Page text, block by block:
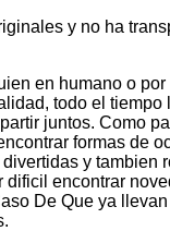
y no ha
en humano o
todo el tiempo
juntos. Como
formas de
y tambien
dificil encontrar
De Que ya